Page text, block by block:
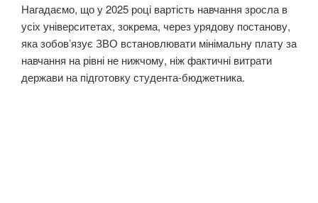
Нагадаємо, що у 2025 році вартість навчання зросла в
усіх університетах, зокрема, через урядову постанову,
яка зобов’язує ЗВО встановлювати мінімальну плату за
навчання на рівні не нижчому, ніж фактичні витрати
держави на підготовку студента-бюджетника.